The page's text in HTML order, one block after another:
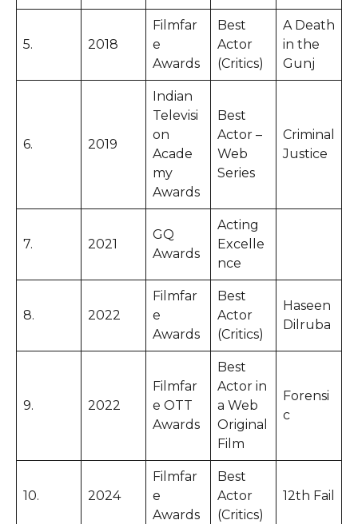
5. 2018
Filmfar
e
Awards
Best
Actor
(Critics)
A Death
in the
Gunj
6. 2019
Indian
Televisi
on
Acade
my
Awards
Best
Actor –
Web
Series
Criminal
Justice
7. 2021
GQ
Awards
Acting
Excelle
nce
8. 2022
Filmfar
e
Awards
Best
Actor
(Critics)
Haseen
Dilruba
9. 2022
Filmfar
e OTT
Awards
Best
Actor in
a Web
Original
Film
Forensi
c
10. 2024
Filmfar
e
Awards
Best
Actor
(Critics)
12th Fail